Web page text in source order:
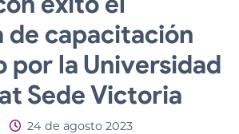
de capacitación
por la Universidad
Sede Victoria
24 de agosto 2023